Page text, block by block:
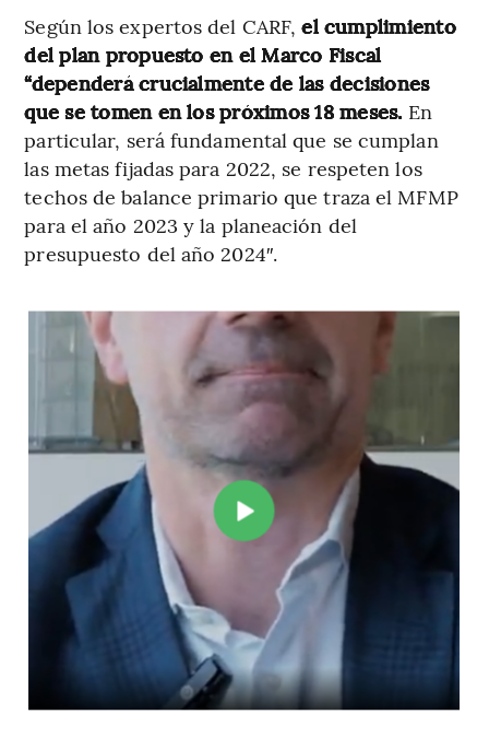
Según los expertos del CARF,el cumplimiento
del plan propuesto en el Marco Fiscal
“dependerá crucialmente de las decisiones
que se tomen en los próximos 18 meses. En
particular, será fundamental que se cumplan
las metas fijadas para 2022, se respeten los
techos de balance primario que traza el MFMP
para el año 2023 y la planeación del
presupuesto del año 2024″.